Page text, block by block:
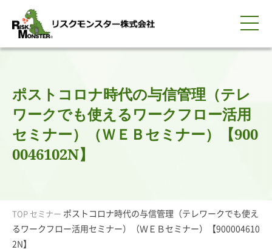
0120-259-440
会員ログイン
簡体中文
ENGLISH
ポストコロナ時代の与信管理（テレ
ワークでも使えるワークフロー活用
セミナー）（ＷＥＢセミナー）【900
0046102N】
TOP セミナー ポストコロナ時代の与信管理（テレワークでも使え
るワークフロー活用セミナー）（ＷＥＢセミナー）【900004610
2N】